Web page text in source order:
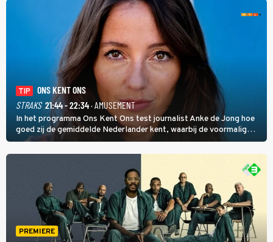
TIP
ONS KENT ONS
STRAKS 21:44 - 22:34· AMUSEMENT
In het programma Ons Kent Ons test journalist Anke de Jong hoe
goed zij de gemiddelde Nederlander kent, waarbij de voormalig
hoofdredacteur van modebladen Glamour en Elle het samen met
rapper Keizer opneemt tegen Edson da Graça en Marc-Marie
PREMIERE